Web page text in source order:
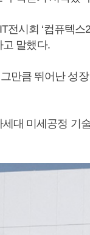
시회 ‘컴퓨텍스
고 말했다.
만큼 뛰어난 성
대 미세공정 기